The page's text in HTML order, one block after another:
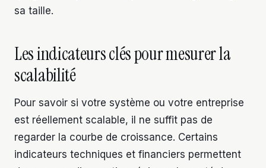
sa taille.
Les indicateurs clés pour mesurer la
scalabilité
Pour savoir si votre système ou votre entreprise
est réellement scalable, il ne suffit pas de
regarder la courbe de croissance. Certains
indicateurs techniques et financiers permettent